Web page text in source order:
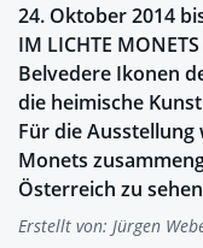
24. Oktober 2014
IM LICHTE
Belvedere Ikonen
die heimische
Für die Ausstellung
Monets
Österreich zu
Erstellt von: Jürgen